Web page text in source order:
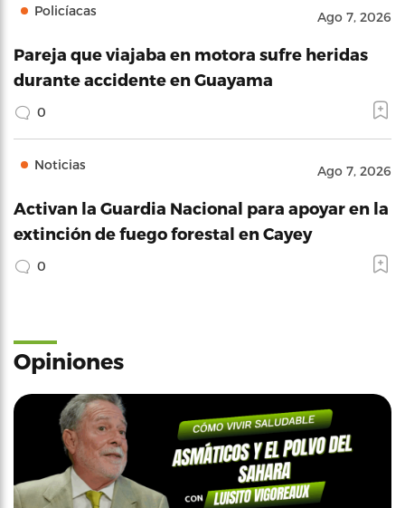
Policíacas Ago 7, 2026
Pareja que viajaba en motora sufre heridas
durante accidente en Guayama
0
Noticias Ago 7, 2026
Activan la Guardia Nacional para apoyar en la
extinción de fuego forestal en Cayey
0
Opiniones